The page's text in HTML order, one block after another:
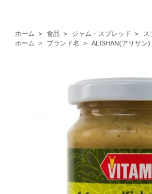
ホーム > 食品 > ジャム・スプレッド >
ス
ホーム > ブランド名 > ALISHAN(アリサン)